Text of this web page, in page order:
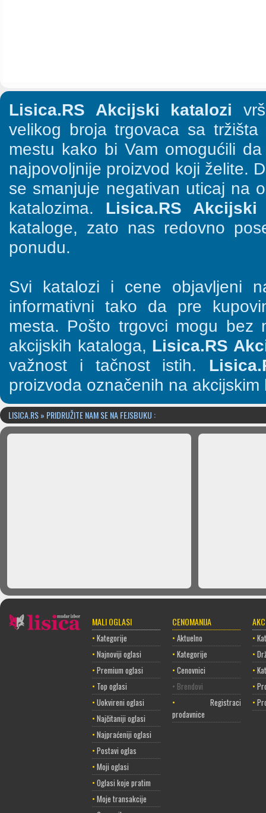
Lisica.RS Akcijski katalozi
velikog broja trgovaca sa
mestu kako bi Vam omogućili
najpovoljnije proizvod koji želite.
se smanjuje negativan uticaj na
katalozima. Lisica.RS Akcijski
kataloge, zato nas redovno
ponudu.
Svi katalozi i cene objavljeni
informativni tako da pre
mesta. Pošto trgovci mogu bez
akcijskih kataloga, Lisica.RS
važnost i tačnost istih.
proizvoda označenih na akcijskim
LISICA.RS » PRIDRUŽITE NAM SE NA FEJSBUKU :
MALI OGLASI
• Kategorije
• Najnoviji oglasi
• Premium oglasi
• Top oglasi
• Uokvireni oglasi
• Najčitaniji oglasi
• Najpraćeniji oglasi
• Postavi oglas
• Moji oglasi
• Oglasi koje pratim
• Moje transakcije
CENOMANIJA
• Aktuelno
• Kategorije
• Cenovnici
• Brendovi
• Registracija
prodavnice
•
•
•
•
•